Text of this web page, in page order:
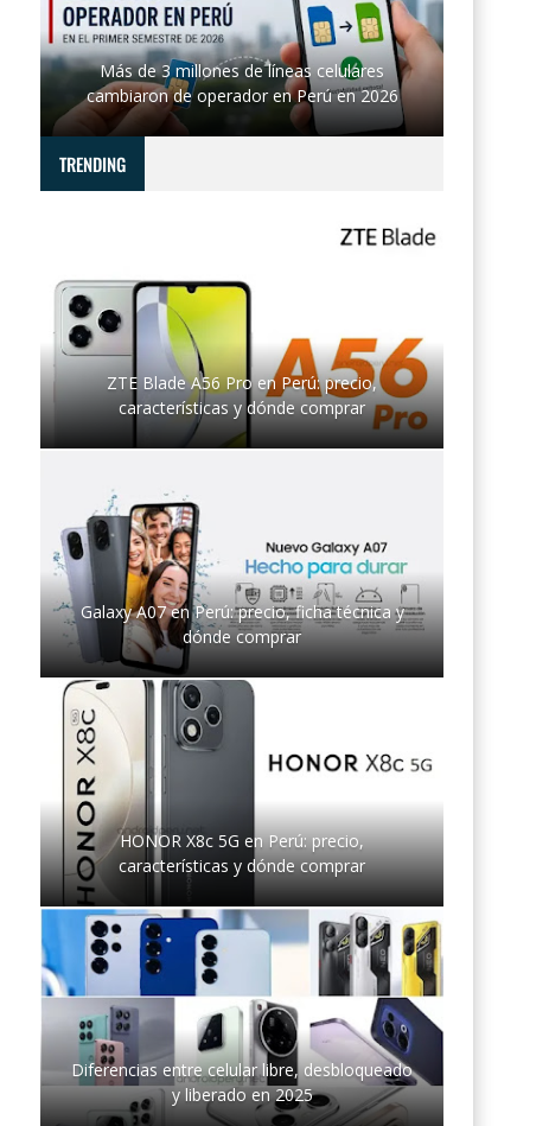
Más de 3 millones de líneas celulares
cambiaron de operador en Perú en 2026
TRENDING
ZTE Blade A56 Pro en Perú: precio,
características y dónde comprar
Galaxy A07 en Perú: precio, ficha técnica y
dónde comprar
HONOR X8c 5G en Perú: precio,
características y dónde comprar
Diferencias entre celular libre, desbloqueado
y liberado en 2025